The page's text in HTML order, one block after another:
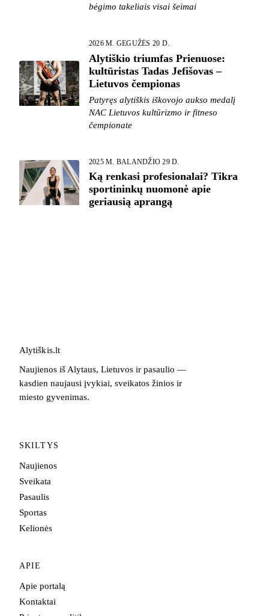
bėgimo takeliais visai šeimai
2026 M. GEGUŽĖS 20 D.
Alytiškio triumfas Prienuose:
kultūristas Tadas Jefišovas –
Lietuvos čempionas
Patyręs alytiškis iškovojo aukso medalį
NAC Lietuvos kultūrizmo ir fitneso
čempionate
2025 M. BALANDŽIO 29 D.
Ką renkasi profesionalai? Tikra
sportininkų nuomonė apie
geriausią aprangą
Alytiškis.lt
Naujienos iš Alytaus, Lietuvos ir pasaulio —
kasdien naujausi įvykiai, sveikatos žinios ir
miesto gyvenimas.
SKILTYS
Naujienos
Sveikata
Pasaulis
Sportas
Kelionės
APIE
Apie portalą
Kontaktai